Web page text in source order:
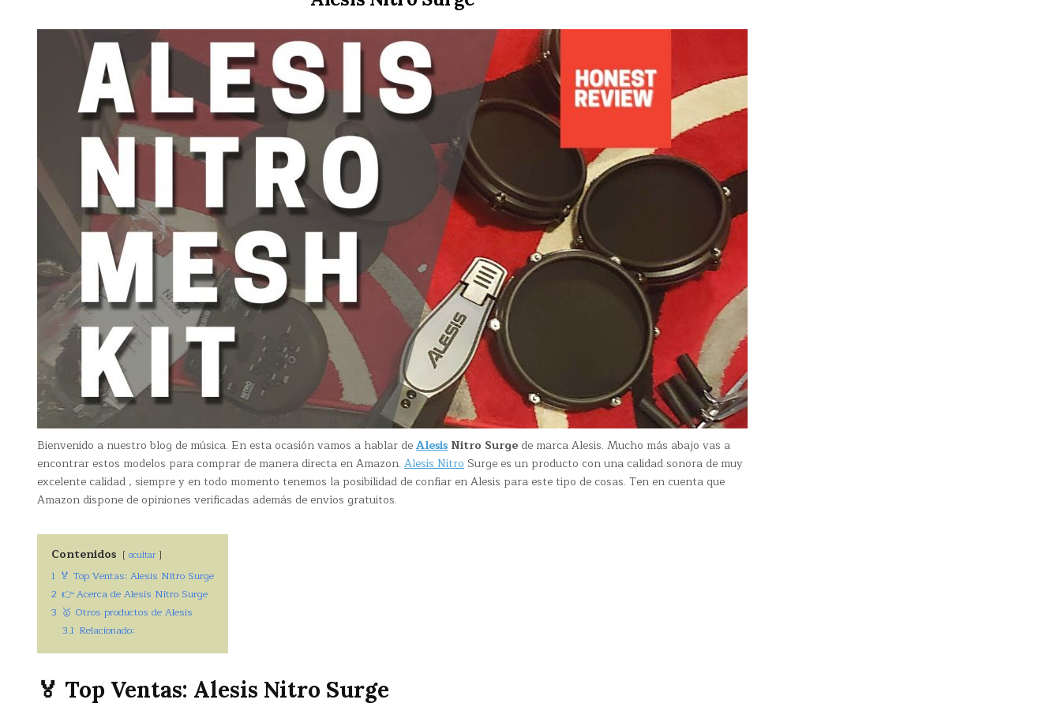
Bienvenido a nuestro blog de música. En esta ocasión vamos a hablar deAlesis Nitro Surge de marca Alesis. Mucho más abajo vas a
encontrar estos modelos para comprar de manera directa en Amazon. Alesis Nitro Surge es un producto con una calidad sonora de muy
excelente calidad , siempre y en todo momento tenemos la posibilidad de confiar en Alesis para este tipo de cosas. Ten en cuenta que
Amazon dispone de opiniones verificadas además de envíos gratuitos.
Contenidos ocultar
1 🏅 Top Ventas: Alesis Nitro Surge
2 👉 Acerca de Alesis Nitro Surge
3 🥇 Otros productos de Alesis
3.1 Relacionado:
🏅 Top Ventas: Alesis Nitro Surge